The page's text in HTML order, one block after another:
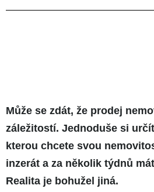
Může se zdát, že prodej
záležitostí. Jednoduše si
kterou chcete svou
inzerát a za několik týdnů
Realita je bohužel jiná.